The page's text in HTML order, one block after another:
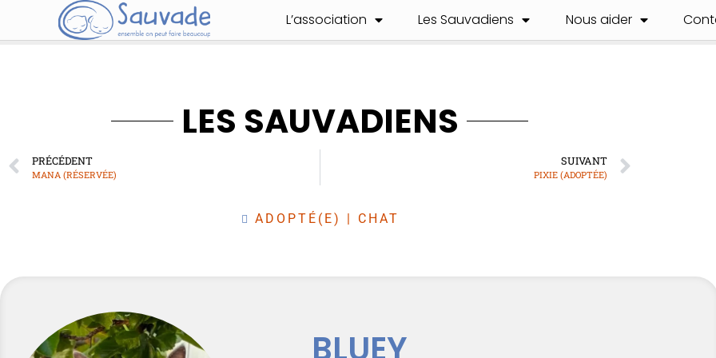
L’association Les Sauvadiens Nous aider
LES SAUVADIENS
PRÉCÉDENT
MANA (RÉSERVÉE)
SUIVANT
PIXIE (ADOPTÉE)
ADOPTÉ(E) | CHAT